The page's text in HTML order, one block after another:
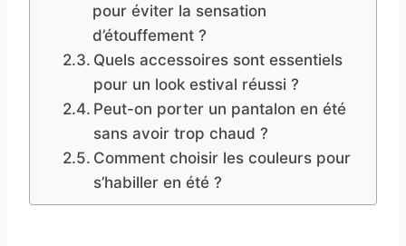
pour éviter la sensation
d’étouffement ?
Quels accessoires sont essentiels
pour un look estival réussi ?
Peut-on porter un pantalon en été
sans avoir trop chaud ?
Comment choisir les couleurs pour
s’habiller en été ?